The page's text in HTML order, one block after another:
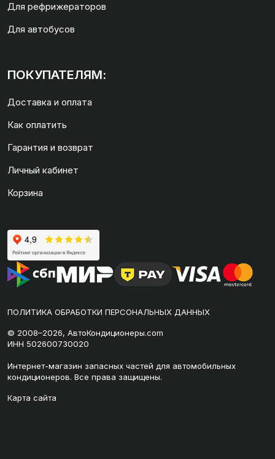
Для рефрижераторов
Для автобусов
ПОКУПАТЕЛЯМ:
Доставка и оплата
Как оплатить
Гарантия и возврат
Личный кабинет
Корзина
ПОЛИТИКА ОБРАБОТКИ ПЕРСОНАЛЬНЫХ ДАННЫХ
© 2008–2026, АвтоКондиционеры.com
ИНН 502600730020
Интернет-магазин запасных частей для автомобильных
кондиционеров. Все права защищены.
Карта сайта